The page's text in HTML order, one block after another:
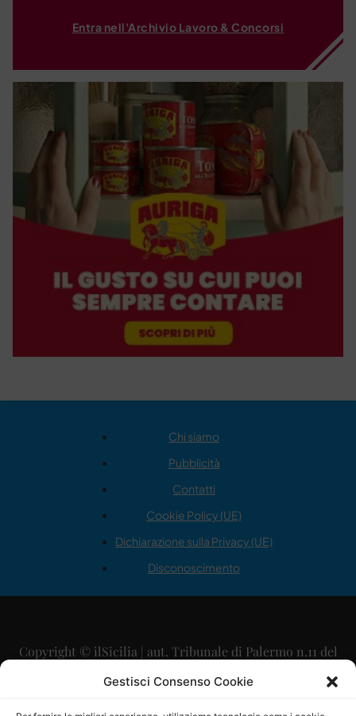
Gestisci Consenso Cookie
Entra nell'Archivio Lavoro & Concorsi
Chi siamo
Pubblicità
Contatti
Cookie Policy (UE)
Dichiarazione sulla Privacy (UE)
Disconoscimento
Copyright © ilSicilia | aut. Tribunale di Palermo n.11 del
29/09/2015